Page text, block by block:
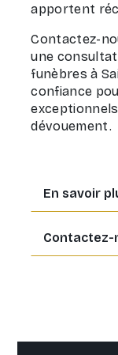
apportent
Contactez-
une
funèbres à
confiance
dévouement.
En savoir
Contactez-